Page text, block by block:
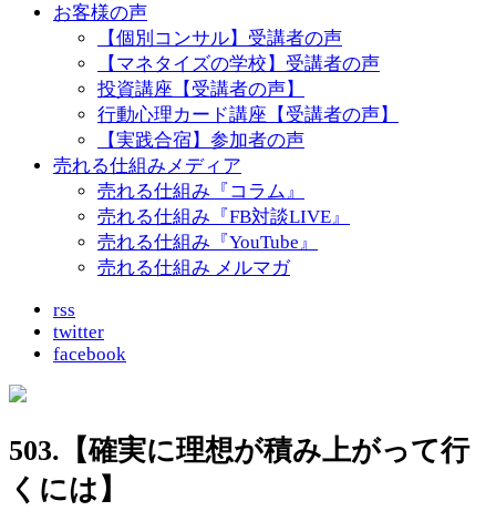
お客様の声
【個別コンサル】受講者の声
【マネタイズの学校】受講者の声
投資講座【受講者の声】
行動心理カード講座【受講者の声】
【実践合宿】参加者の声
売れる仕組みメディア
売れる仕組み『コラム』
売れる仕組み『FB対談LIVE』
売れる仕組み『YouTube』
売れる仕組み メルマガ
rss
twitter
facebook
503.【確実に理想が積み上がって行
くには】